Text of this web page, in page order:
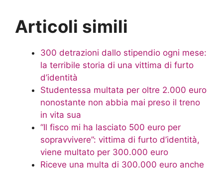
Articoli simili
300 detrazioni dallo stipendio ogni mese:
la terribile storia di una vittima di furto
d’identità
Studentessa multata per oltre 2.000 euro
nonostante non abbia mai preso il treno
in vita sua
“Il fisco mi ha lasciato 500 euro per
sopravvivere”: vittima di furto d’identità,
viene multato per 300.000 euro
Riceve una multa di 300.000 euro anche